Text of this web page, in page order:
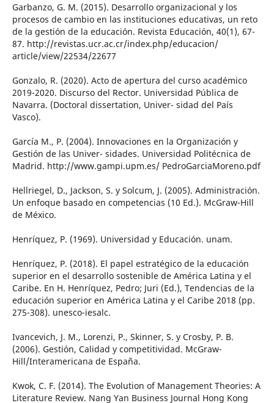
Garbanzo, G. M. (2015). Desarrollo organizacional y los
procesos de cambio en las instituciones educativas, un reto
de la gestión de la educación. Revista Educación, 40(1), 67-
87. http://revistas.ucr.ac.cr/index.php/educacion/
article/view/22534/22677
Gonzalo, R. (2020). Acto de apertura del curso académico
2019-2020. Discurso del Rector. Universidad Pública de
Navarra. (Doctoral dissertation, Univer- sidad del País
Vasco).
García M., P. (2004). Innovaciones en la Organización y
Gestión de las Univer- sidades. Universidad Politécnica de
Madrid. http://www.gampi.upm.es/ PedroGarciaMoreno.pdf
Hellriegel, D., Jackson, S. y Solcum, J. (2005). Administración.
Un enfoque basado en competencias (10 Ed.). McGraw-Hill
de México.
Henríquez, P. (1969). Universidad y Educación. unam.
Henríquez, P. (2018). El papel estratégico de la educación
superior en el desarrollo sostenible de América Latina y el
Caribe. En H. Henríquez, Pedro; Juri (Ed.), Tendencias de la
educación superior en América Latina y el Caribe 2018 (pp.
275-308). unesco-iesalc.
Ivancevich, J. M., Lorenzi, P., Skinner, S. y Crosby, P. B.
(2006). Gestión, Calidad y competitividad. McGraw-
Hill/Interamericana de España.
Kwok, C. F. (2014). The Evolution of Management Theories: A
Literature Review. Nang Yan Business Journal Hong Kong